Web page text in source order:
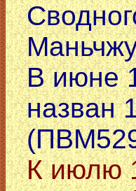
В июне
назван
К июлю